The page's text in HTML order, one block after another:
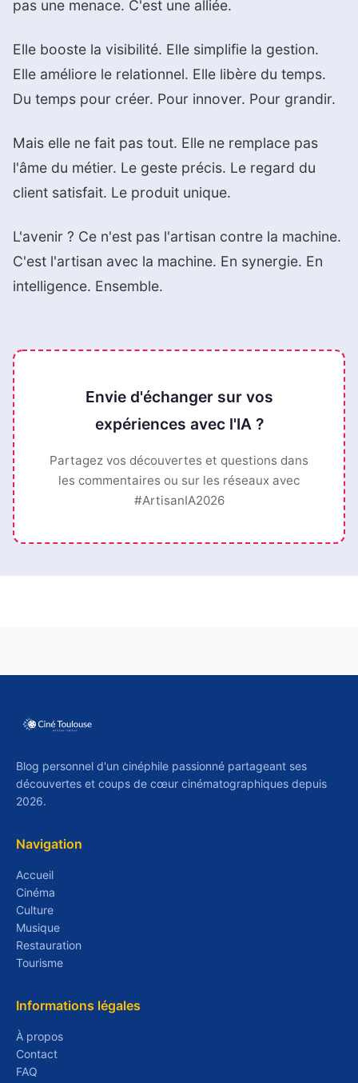
pas une menace. C'est une alliée.
Elle booste la visibilité. Elle simplifie la gestion.
Elle améliore le relationnel. Elle libère du temps.
Du temps pour créer. Pour innover. Pour grandir.
Mais elle ne fait pas tout. Elle ne remplace pas
l'âme du métier. Le geste précis. Le regard du
client satisfait. Le produit unique.
L'avenir ? Ce n'est pas l'artisan contre la machine.
C'est l'artisan avec la machine. En synergie. En
intelligence. Ensemble.
Envie d'échanger sur vos
expériences avec l'IA ?
Partagez vos découvertes et questions dans
les commentaires ou sur les réseaux avec
#ArtisanIA2026
Blog personnel d'un cinéphile passionné partageant ses
découvertes et coups de cœur cinématographiques depuis
2026.
Navigation
Accueil
Cinéma
Culture
Musique
Restauration
Tourisme
Informations légales
À propos
Contact
FAQ